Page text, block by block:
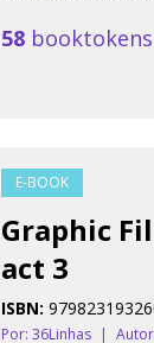
58 booktokens
E-BOOK
Graphic
act 3
ISBN:
Por: 36Linhas |